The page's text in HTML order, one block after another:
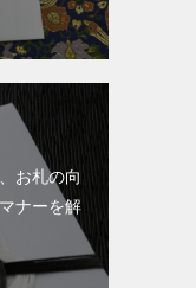
お札の向
ナーを解